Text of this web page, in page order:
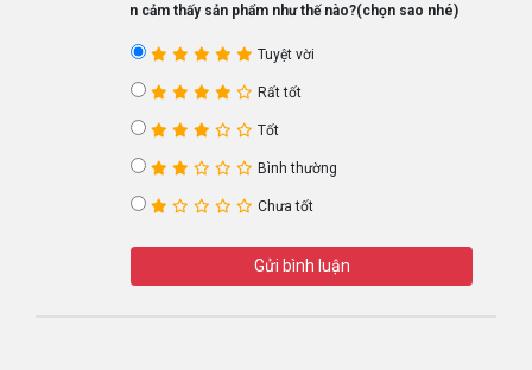
Bạn cảm thấy sản phẩm như thế nào?(chọn sao nhé)
Tuyệt vời
Rất tốt
Tốt
Bình thường
Chưa tốt
Gửi bình luận